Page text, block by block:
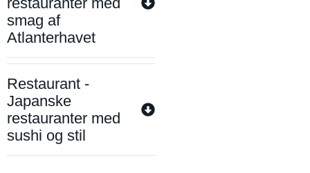
smag af
Atlanterhavet
Restaurant -
Japanske
restauranter med
sushi og stil